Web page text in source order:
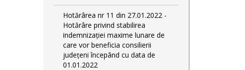
Hotărârea nr 11 din 27.01.2022 -
Hotărâre privind stabilirea
indemnizației maxime lunare de
care vor beneficia consilierii
județeni începând cu data de
01.01.2022